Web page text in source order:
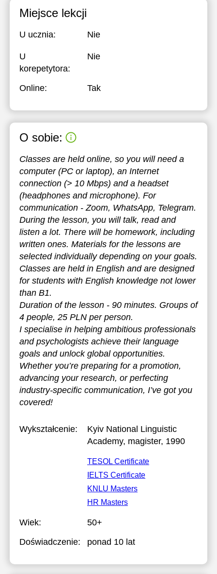
Miejsce lekcji
U ucznia: Nie
U
korepetytora:
Nie
Online: Tak
O sobie:
Classes are held online, so you will need a
computer (PC or laptop), an Internet
connection (> 10 Mbps) and a headset
(headphones and microphone). For
communication - Zoom, WhatsApp, Telegram.
During the lesson, you will talk, read and
listen a lot. There will be homework, including
written ones. Materials for the lessons are
selected individually depending on your goals.
Classes are held in English and are designed
for students with English knowledge not lower
than B1.
Duration of the lesson - 90 minutes. Groups of
4 people, 25 PLN per person.
I specialise in helping ambitious professionals
and psychologists achieve their language
goals and unlock global opportunities.
Whether you’re preparing for a promotion,
advancing your research, or perfecting
industry-specific communication, I’ve got you
covered!
Wykształcenie:
Kyiv National Linguistic
Academy, magister, 1990
TESOL Certificate
IELTS Certificate
KNLU Masters
HR Masters
Wiek:
50+
Doświadczenie:
ponad 10 lat